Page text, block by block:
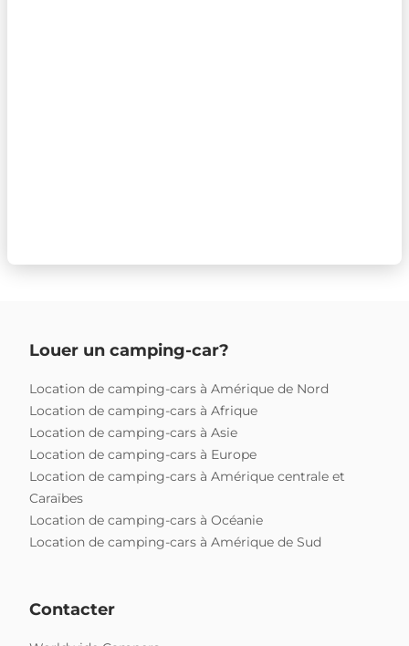
Louer un camping-car?
Location de camping-cars à Amérique de Nord
Location de camping-cars à Afrique
Location de camping-cars à Asie
Location de camping-cars à Europe
Location de camping-cars à Amérique centrale et
Caraïbes
Location de camping-cars à Océanie
Location de camping-cars à Amérique de Sud
Contacter